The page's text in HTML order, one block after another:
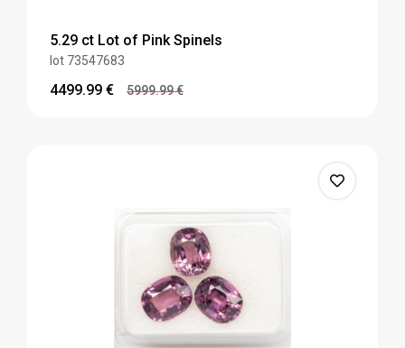
5.29 ct Lot of Pink Spinels
lot 73547683
4499.99 € 5999.99€